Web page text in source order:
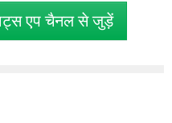
एप चैनल से जुड़ें